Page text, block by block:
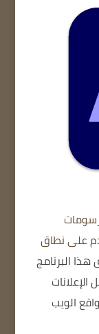
على نطاق
البرنامج
الويب